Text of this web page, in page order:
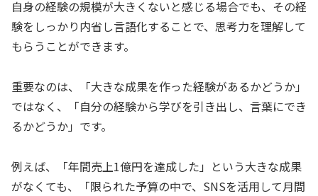
自身の経験の規模が大きくないと感じる場合でも、その経
験をしっかり内省し言語化することで、思考力を理解して
もらうことができます。
重要なのは、「大きな成果を作った経験があるかどうか」
ではなく、「自分の経験から学びを引き出し、言葉にでき
るかどうか」です。
例えば、「年間売上1億円を達成した」という大きな成果
がなくても、「限られた予算の中で、SNSを活用して月間